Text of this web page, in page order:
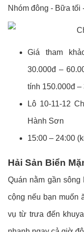
Nhóm đông - Bữa tối
Giá tham
30.000đ –
tính 150.000đ –
Lô 10-11-12
Hành Sơn
15:00 – 24:00
Hải Sản Biển
Quán nằm gần
cộng nếu bạn muốn
vụ từ trưa đến